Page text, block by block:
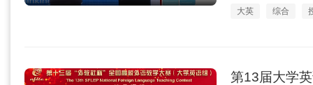
大英 综合
第13届大学